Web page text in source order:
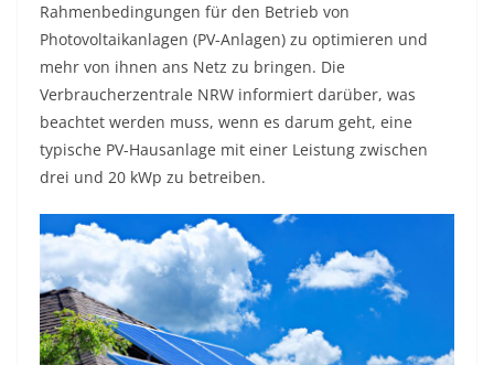
Rahmenbedingungen für den Betrieb von
Photovoltaikanlagen (PV-Anlagen) zu optimieren und
mehr von ihnen ans Netz zu bringen. Die
Verbraucherzentrale NRW informiert darüber, was
beachtet werden muss, wenn es darum geht, eine
typische PV-Hausanlage mit einer Leistung zwischen
drei und 20 kWp zu betreiben.